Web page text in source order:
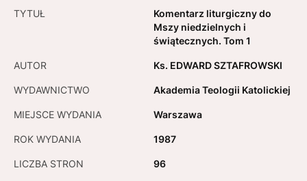
TYTUŁ
Komentarz liturgiczny do
Mszy niedzielnych i
świątecznych. Tom 1
AUTOR Ks. EDWARD SZTAFROWSKI
WYDAWNICTWO Akademia Teologii Katolickiej
MIEJSCE WYDANIA Warszawa
ROK WYDANIA 1987
LICZBA STRON 96